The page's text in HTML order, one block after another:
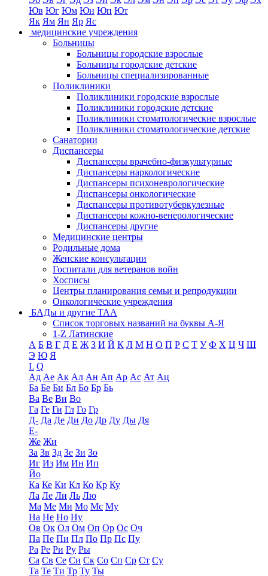
Юв Юг Юм Юн Юп Ют
Як Ям Ян Яр Яс
медицинские учреждения
Больницы
Больницы городские взрослые
Больницы городские детские
Больницы специализированные
Поликлиники
Поликлиники городские взрослые
Поликлиники городские детские
Поликлиники стоматологические взрослые
Поликлиники стоматологические детские
Санатории
Диспансеры
Диспансеры врачебно-физкультурные
Диспансеры наркологические
Диспансеры психоневрологические
Диспансеры онкологические
Диспансеры противотуберкулезные
Диспансеры кожно-венерологические
Диспансеры другие
Медицинские центры
Родильные дома
Женские консультации
Госпитали для ветеранов войн
Хосписы
Центры планирования семьи и репродукции
Онкологические учреждения
БАДы и другие ТАА
Список торговых названий на буквы А-Я
1-Z Латинские
А Б В Г Д Е Ж З И Й К Л М Н О П Р С Т У Ф Х Ц Ч Ш
Э Ю Я
L Q
Ад Ае Ак Ал Ан Ап Ар Ас Ат Ац
Ба Бе Би Бл Бо Бр Бь
Ва Ве Ви Во
Га Ге Ги Гл Го Гр
Д- Да Де Ди До Др Ду Ды Дя
Е-
Же Жи
За Зв Зд Зе Зи Зо
Иг Из Им Ин Ип
Йо
Ка Ке Ки Кл Ко Кр Ку
Ла Ле Ли Ль Лю
Ма Ме Ми Мо Мс Му
На Не Но Ну
Ов Ок Ол Ом Оп Ор Ос Оч
Па Пе Пи Пл По Пр Пс Пу
Ра Ре Ри Ру Ры
Са Св Се Си Ск Со Сп Ср Ст Су
Та Те Ти Тр Ту Ты